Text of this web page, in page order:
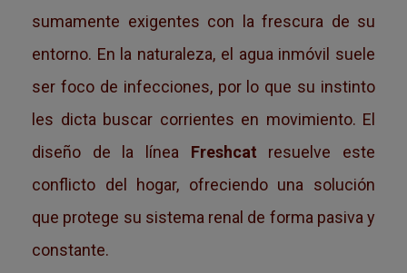
sumamente exigentes con la frescura de su
entorno. En la naturaleza, el agua inmóvil suele
ser foco de infecciones, por lo que su instinto
les dicta buscar corrientes en movimiento. El
diseño de la línea Freshcat resuelve este
conflicto del hogar, ofreciendo una solución
que protege su sistema renal de forma pasiva y
constante.